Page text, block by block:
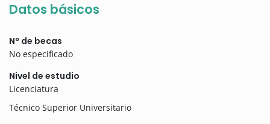
Datos básicos
Nº de becas
No especificado
Nivel de estudio
Licenciatura
Técnico Superior Universitario